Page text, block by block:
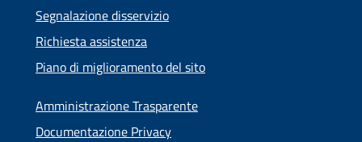
Segnalazione disservizio
Richiesta assistenza
Piano di miglioramento del sito
Amministrazione Trasparente
Documentazione Privacy